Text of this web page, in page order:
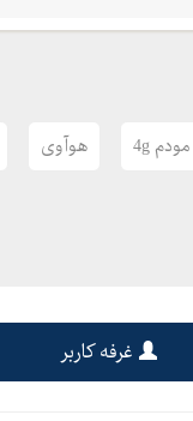
مودم 4g هوآوی
غرفه کاربر